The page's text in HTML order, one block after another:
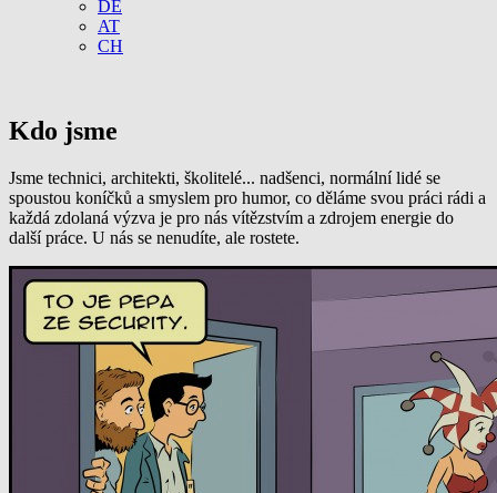
DE
AT
CH
Kdo jsme
Jsme technici, architekti, školitelé... nadšenci, normální lidé se
spoustou koníčků a smyslem pro humor, co děláme svou práci rádi a
každá zdolaná výzva je pro nás vítězstvím a zdrojem energie do
další práce. U nás se nenudíte, ale rostete.